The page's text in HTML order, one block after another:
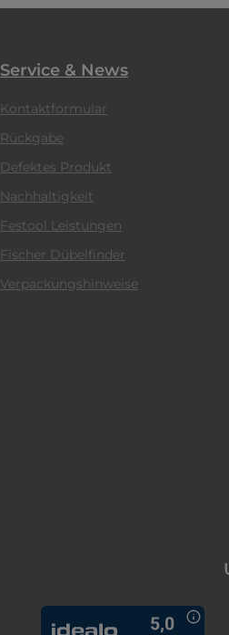
Service & News
Kontaktformular
Rückgabe
Defektes Produkt
Nachhaltigkeit
Festool Leistungen
Fischer Dübelfinder
Verpackungshinweise